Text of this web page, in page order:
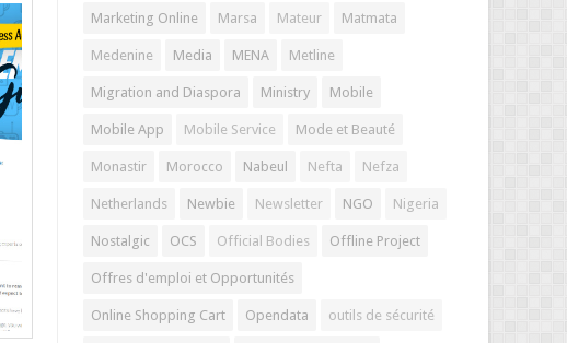
Marketing Online Marsa Mateur Matmata
Medenine Media MENA Metline
Migration and Diaspora Ministry Mobile
Mobile App Mobile Service Mode et Beauté
Monastir Morocco Nabeul Nefta Nefza
Netherlands Newbie Newsletter NGO Nigeria
Nostalgic OCS Official Bodies Offline Project
Offres d'emploi et Opportunités
Online Shopping Cart Opendata outils de sécurité